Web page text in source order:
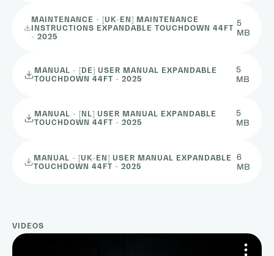
MAINTENANCE - [UK-EN] MAINTENANCE
INSTRUCTIONS EXPANDABLE TOUCHDOWN 44FT
- 2025
5
MB
MANUAL - [DE] USER MANUAL EXPANDABLE
TOUCHDOWN 44FT - 2025
5
MB
MANUAL - [NL] USER MANUAL EXPANDABLE
TOUCHDOWN 44FT - 2025
5
MB
MANUAL - [UK-EN] USER MANUAL EXPANDABLE
TOUCHDOWN 44FT - 2025
6
MB
VIDÉOS